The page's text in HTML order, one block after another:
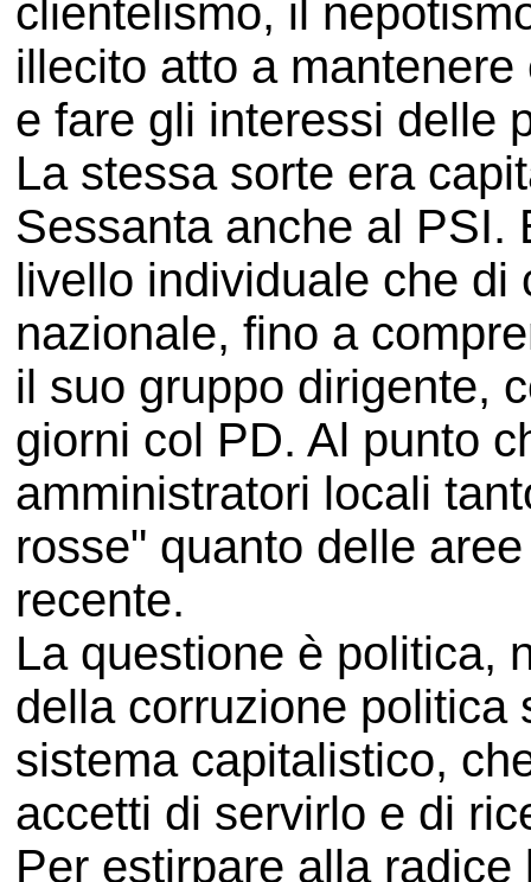
clientelismo, il
illecito atto a
e fare gli interessi delle
La stessa sorte era
Sessanta anche al PSI.
livello individuale che di
nazionale, fino a
il suo gruppo dirigente,
giorni col PD. Al punto
amministratori locali
rosse" quanto delle
recente.
La questione è politica,
della corruzione politica
sistema capitalistico,
accetti di servirlo e di
Per estirpare alla